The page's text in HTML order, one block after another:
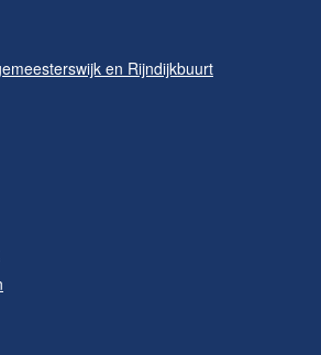
en Rijndijkbuurt